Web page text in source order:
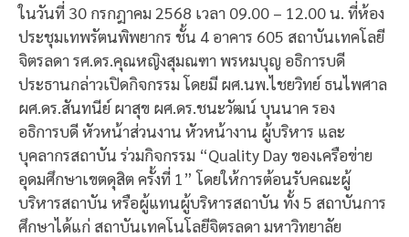
ในวันที่ 30 กรกฎาคม 2568 เวลา 09.00 – 12.00 น. ที่ห้อง
ประชุมเทพรัตนพิพยากร ชั้น 4 อาคาร 605 สถาบันเทคโลยี
จิตรลดา รศ.ดร.คุณหญิงสุมณฑา พรหมบุญ อธิการบดี
ประธานกล่าวเปิดกิจกรรม โดยมี ผศ.นพ.ไชยวิทย์ ธนไพศาล
ผศ.ดร.สันทนีย์ ผาสุข ผศ.ดร.ชนะวัฒน์ บุนนาค รอง
อธิการบดี หัวหน้าส่วนงาน หัวหน้างาน ผู้บริหาร และ
บุคลากรสถาบัน ร่วมกิจกรรม “Quality Day ของเครือข่าย
อุดมศึกษาเขตดุสิต ครั้งที่ 1” โดยให้การต้อนรับคณะผู้
บริหารสถาบัน หรือผู้แทนผู้บริหารสถาบัน ทั้ง 5 สถาบันการ
ศึกษาได้แก่ สถาบันเทคโนโลยีจิตรลดา มหาวิทยาลัย